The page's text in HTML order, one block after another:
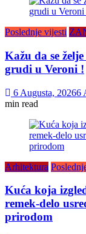
Poslednje vijesti
Kažu da se
grudi u Veroni !
6 Augusta, 20266
min read
Arhitektura
Kuća koja
remek-delo
prirodom